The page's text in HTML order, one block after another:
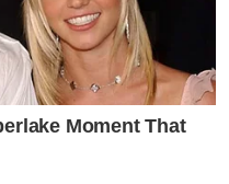
Moment That